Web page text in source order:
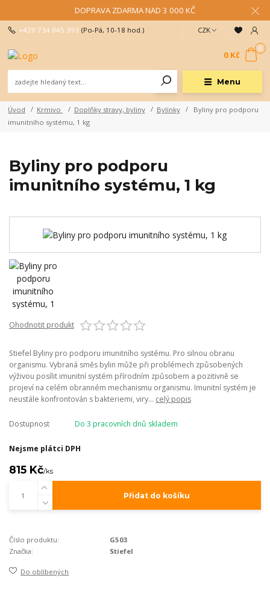
DOPRAVA ZDARMA NAD 3 000 KČ
Menu
CZK
+420 734 845 393 (Po-Pá, 10-18 hod.)
0
0 Kč
Úvod Krmivo Doplňky stravy, byliny Bylinky
Byliny pro podporu
imunitního systému, 1 kg
Byliny pro podporu
imunitního systému, 1 kg
Ohodnotit produkt
Stiefel Byliny pro podporu imunitního systému. Pro silnou obranu
organismu. Vybraná směs bylin může při problémech způsobených
výživou posílit imunitní systém přírodním způsobem a pozitivně se
projeví na celém obranném mechanismu organismu. Imunitní systém je
neustále konfrontován s bakteriemi, viry... celý popis
Dostupnost Do 3 pracovních dnů skladem
Nejsme plátci DPH
815 Kč/ks
Přidat do košíku
Číslo produktu:
G503
Značka:
Stiefel
Do oblíbených